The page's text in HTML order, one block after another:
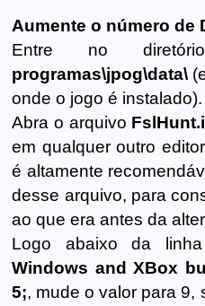
Aumente o número de
Entre no
programas\jpog\data\
onde o jogo é instalado).
Abra o arquivo
em qualquer outro
é altamente
desse arquivo, para
ao que era antes da
Logo abaixo da
Windows and XBox
5;, mude o valor para 9,